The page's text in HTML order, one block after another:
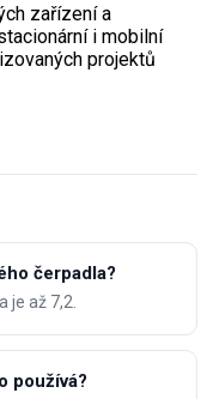
zařízení a
i mobilní
projektů
čerpadla?
je až 7,2.
používá?